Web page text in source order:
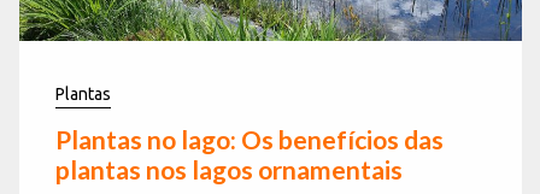
Plantas
Plantas no lago: Os benefícios das
plantas nos lagos ornamentais